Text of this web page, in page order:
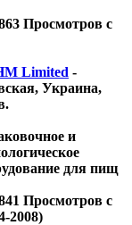
Просмотров с
Limited -
Украина,
и
для пищ
Просмотров с
2008)